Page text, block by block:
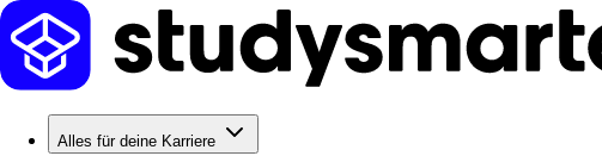
Alles für deine Karriere